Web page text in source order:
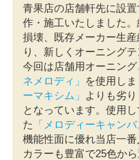
青果店の店舗軒先に設
作・施工いたしました
損壊、既存メーカー生
り、新しくオーニング
今回は店舗用オーニン
ネメロディ」
を使用し
ーマキシム」
よりも劣
となっています。使用
た
「メロディーキャンバ
機能性面に優れ当店一番
カラーも豊富で25色か